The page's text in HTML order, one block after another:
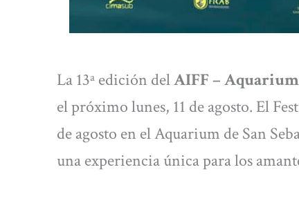
La 13ª edición delAIFF –
el próximo lunes, 11 de agosto. El
de agosto en el Aquarium de San
una experiencia única para los